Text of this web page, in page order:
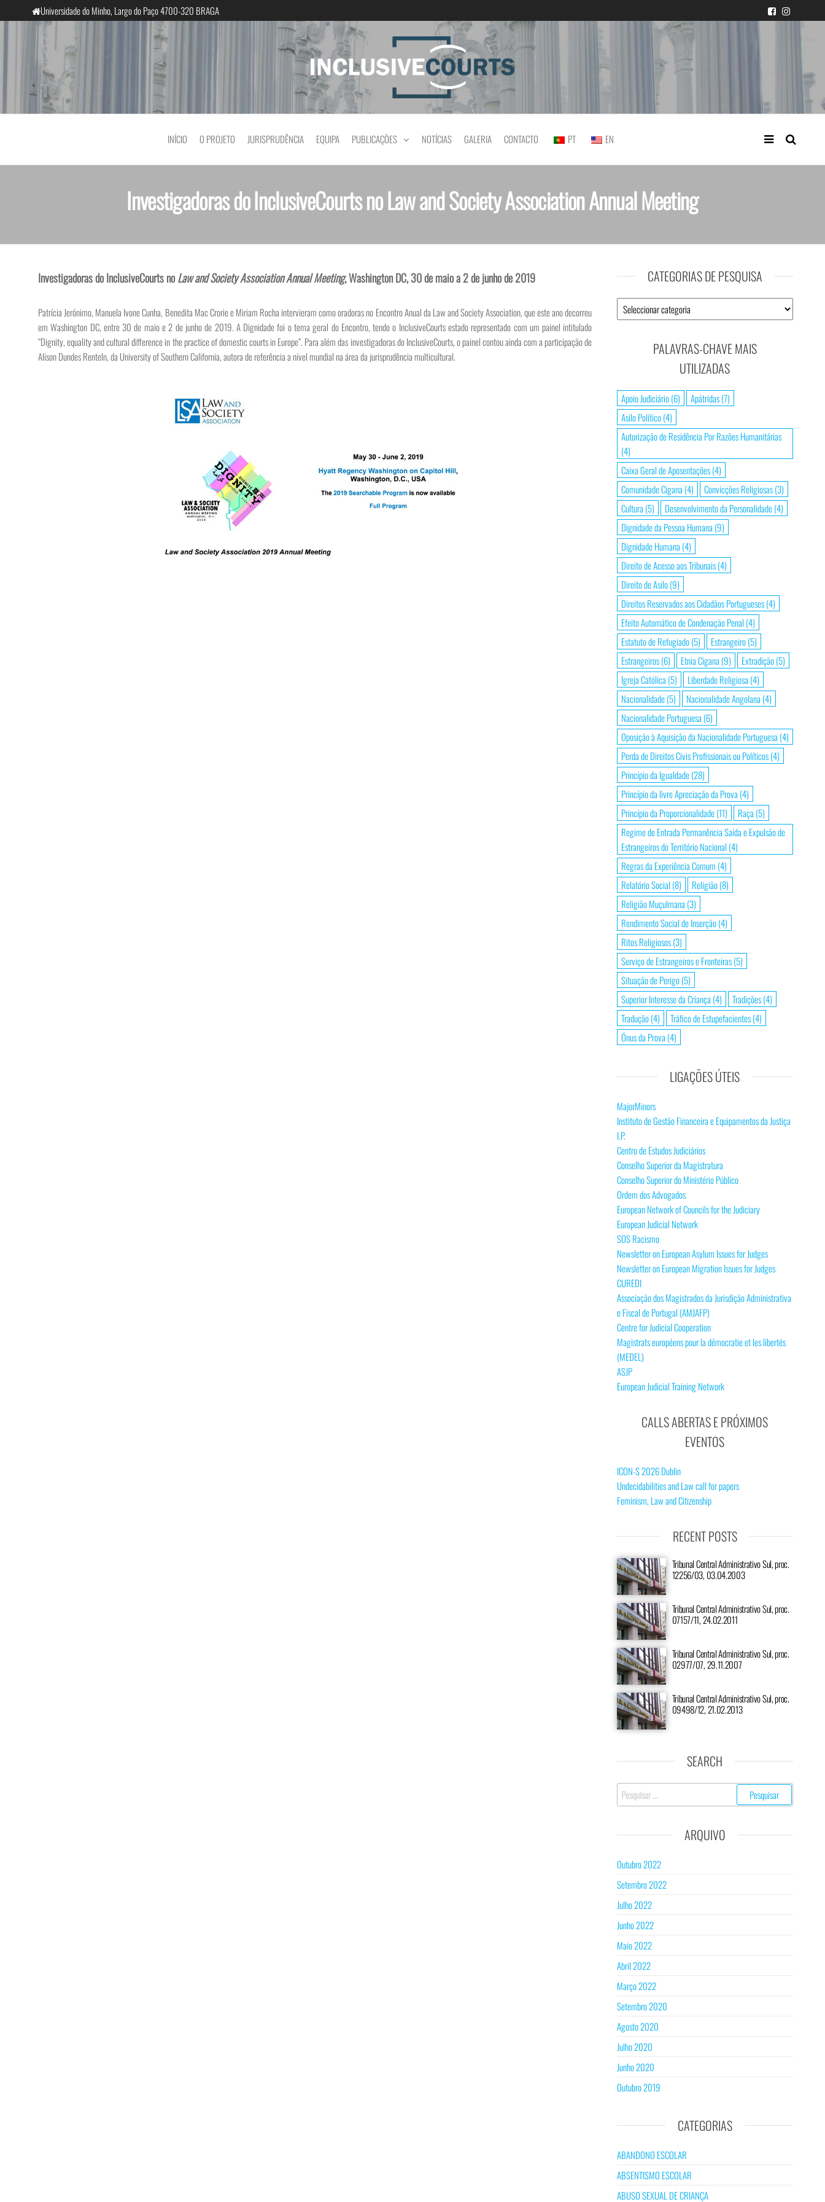
Universidade do Minho, Largo do Paço 4700-320 BRAGA
InclusiveCourts Igualdade e diferença cultural na prática judicial portuguesa
INÍCIO O PROJETO JURISPRUDÊNCIA EQUIPA PUBLICAÇÕES NOTÍCIAS GALERIA CONTACTO PT EN
Investigadoras do InclusiveCourts no Law and Society Association Annual Meeting
Investigadoras do InclusiveCourts noLaw and Society Association Annual Meeting, Washington DC, 30 de maio a 2 de junho de 2019
Patrícia Jerónimo, Manuela Ivone Cunha, Benedita Mac Crorie e Miriam Rocha intervieram como oradoras no Encontro Anual da Law and Society Association, que este ano decorreu
em Washington DC, entre 30 de maio e 2 de junho de 2019. A Dignidade foi o tema geral do Encontro, tendo o InclusiveCourts estado representado com um painel intitulado
“Dignity, equality and cultural difference in the practice of domestic courts in Europe”. Para além das investigadoras do InclusiveCourts, o painel contou ainda com a participação de
Alison Dundes Renteln, da University of Southern California, autora de referência a nível mundial na área da jurisprudência multicultural.
CATEGORIAS DE PESQUISA
PALAVRAS-CHAVE MAIS
UTILIZADAS
Apoio Judiciário(6) Apátridas(7)
Asilo Político(4)
Autorização de Residência Por Razões Humanitárias
(4)
Caixa Geral de Aposentações(4)
Comunidade Cigana (4) Convicções Religiosas(3)
Cultura (5) Desenvolvimento da Personalidade(4)
Dignidade da Pessoa Humana (9)
Dignidade Humana (4)
Direito de Acesso aos Tribunais(4)
Direito de Asilo(9)
Direitos Reservados aos Cidadãos Portugueses(4)
Efeito Automático de Condenação Penal (4)
Estatuto de Refugiado(5) Estrangeiro(5)
Estrangeiros(6) Etnia Cigana (9) Extradição(5)
Igreja Católica (5) Liberdade Religiosa (4)
Nacionalidade(5) Nacionalidade Angolana (4)
Nacionalidade Portuguesa (6)
Oposição à Aquisição da Nacionalidade Portuguesa (4)
Perda de Direitos Civis Profissionais ou Políticos(4)
Princípio da Igualdade(28)
Princípio da livre Apreciação da Prova (4)
Princípio da Proporcionalidade(11) Raça (5)
Regime de Entrada Permanência Saída e Expulsão de
Estrangeiros do Território Nacional (4)
Regras da Experiência Comum (4)
Relatório Social (8) Religião(8)
Religião Muçulmana (3)
Rendimento Social de Inserção(4)
Ritos Religiosos(3)
Serviço de Estrangeiros e Fronteiras(5)
Situação de Perigo(5)
Superior Interesse da Criança (4) Tradições(4)
Tradução(4) Tráfico de Estupefacientes(4)
Ónus da Prova (4)
LIGAÇÕES ÚTEIS
MajorMinors
Instituto de Gestão Financeira e Equipamentos da Justiça
I.P.
Centro de Estudos Judiciários
Conselho Superior da Magistratura
Conselho Superior do Ministério Público
Ordem dos Advogados
European Network of Councils for the Judiciary
European Judicial Network
SOS Racismo
Newsletter on European Asylum Issues for Judges
Newsletter on European Migration Issues for Judges
CUREDI
Associação dos Magistrados da Jurisdição Administrativa
e Fiscal de Portugal (AMJAFP)
Centre for Judicial Cooperation
Magistrats européens pour la démocratie et les libertés
(MEDEL)
ASJP
European Judicial Training Network
CALLS ABERTAS E PRÓXIMOS
EVENTOS
ICON-S 2026 Dublin
Undecidabilities and Law call for papers
Feminism, Law and Citizenship
RECENT POSTS
Tribunal Central Administrativo Sul, proc.
12256/03, 03.04.2003
Tribunal Central Administrativo Sul, proc.
07157/11, 24.02.2011
Tribunal Central Administrativo Sul, proc.
02977/07, 29.11.2007
Tribunal Central Administrativo Sul, proc.
09498/12, 21.02.2013
SEARCH
ARQUIVO
Outubro 2022
Setembro 2022
Julho 2022
Junho 2022
Maio 2022
Abril 2022
Março 2022
Setembro 2020
Agosto 2020
Julho 2020
Junho 2020
Outubro 2019
CATEGORIAS
ABANDONO ESCOLAR
ABSENTISMO ESCOLAR
ABUSO SEXUAL DE CRIANÇA